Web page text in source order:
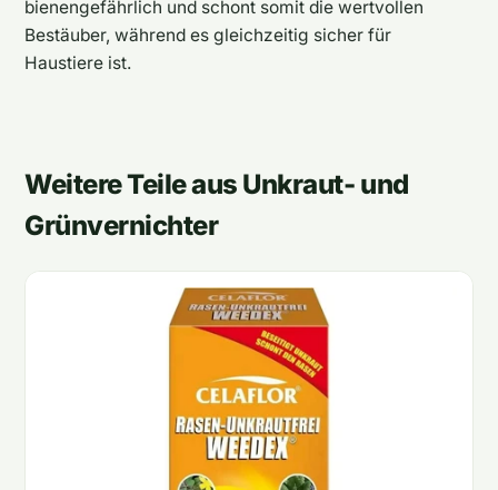
bienengefährlich und schont somit die wertvollen
Bestäuber, während es gleichzeitig sicher für
Haustiere ist.
Weitere Teile aus Unkraut- und
Grünvernichter